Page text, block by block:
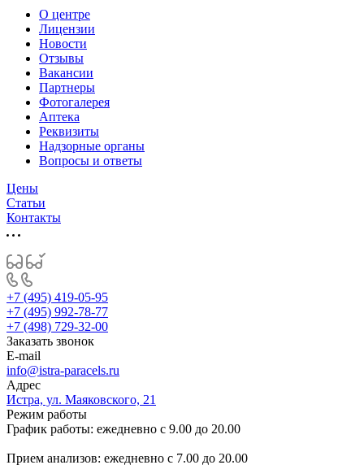
О центре
Лицензии
Новости
Отзывы
Вакансии
Партнеры
Фотогалерея
Аптека
Реквизиты
Надзорные органы
Вопросы и ответы
Цены
Статьи
Контакты
+7 (495) 419-05-95
+7 (495) 992-78-77
+7 (498) 729-32-00
Заказать звонок
E-mail
info@istra-paracels.ru
Адрес
Истра, ул. Маяковского, 21
Режим работы
График работы: ежедневно с 9.00 до 20.00
Прием анализов: ежедневно с 7.00 до 20.00